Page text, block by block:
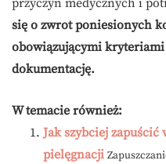
przyczyn medycznych i
się o zwrot poniesionych
obowiązującymi kryteriami
dokumentację.
W temacie również:
Jak szybciej zapuścić
pielęgnacji